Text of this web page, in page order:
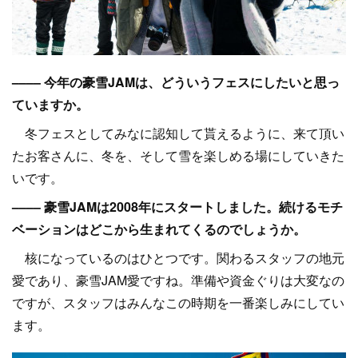
–––– 今年の豪雪JAMは、どういうフェスにしたいと思っ
ていますか。
冬フェスとしてみなに認知して貰えるように、来て頂い
たお客さんに、冬を、そして雪を楽しめる場にしていきた
いです。
–––– 豪雪JAMは2008年にスタートしました。続けるモチ
ベーションはどこから生まれてくるのでしょうか。
核になっているのはひとつです。関わるスタッフの地元
愛であり、豪雪JAM愛ですね。準備や資金ぐりは大変なの
ですが、スタッフはみんなこの時期を一番楽しみにしてい
ます。